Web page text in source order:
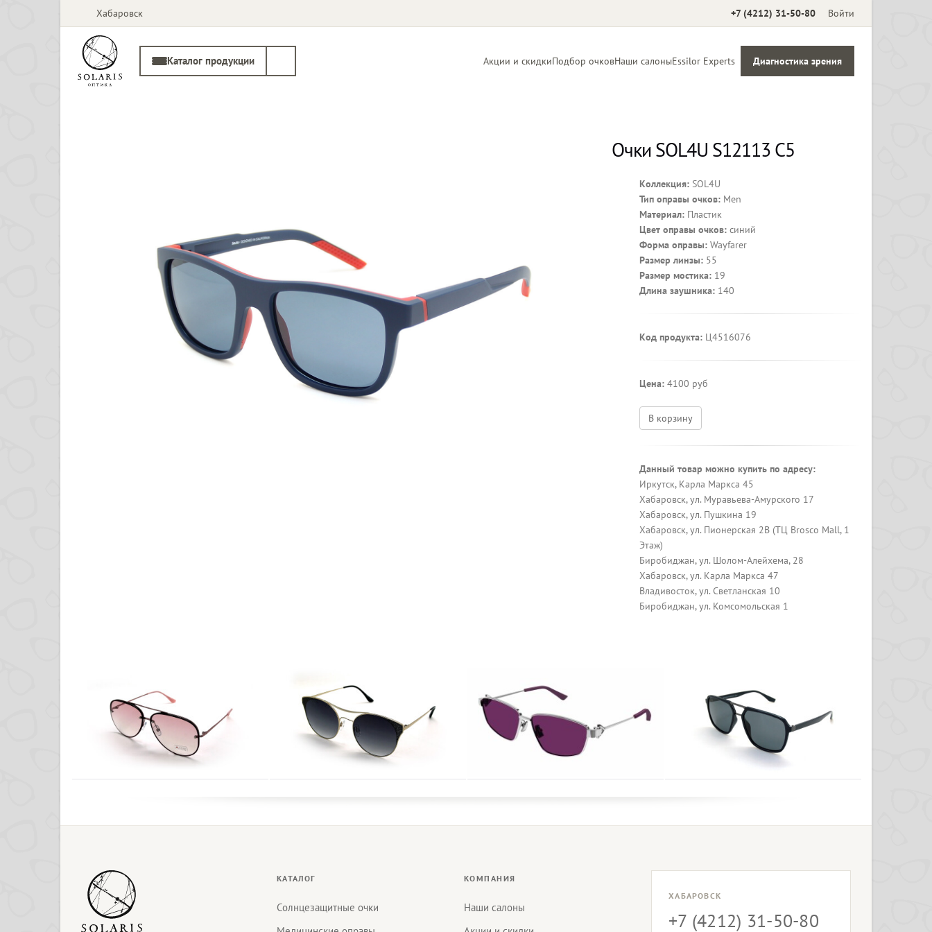
Хабаровск +7 (4212) 31-50-80 Войти
Каталог продукции Акции и скидкиПодбор очковНаши салоныEssilor Experts Диагностика зрения
Очки SOL4U S12113 C5
Коллекция: SOL4U
Тип оправы очков: Men
Материал: Пластик
Цвет оправы очков: синий
Форма оправы: Wayfarer
Размер линзы: 55
Размер мостика: 19
Длина заушника: 140
Код продукта: Ц4516076
Цена: 4100 руб
В корзину
Данный товар можно купить по адресу:
Иркутск, Карла Маркса 45
Хабаровск, ул. Муравьева-Амурского 17
Хабаровск, ул. Пушкина 19
Хабаровск, ул. Пионерская 2В (ТЦ Brosco Mall, 1
Этаж)
Биробиджан, ул. Шолом-Алейхема, 28
Хабаровск, ул. Карла Маркса 47
Владивосток, ул. Светланская 10
Биробиджан, ул. Комсомольская 1
КАТАЛОГ
Солнцезащитные очки
КОМПАНИЯ
Наши салоны
ХАБАРОВСК
+7 (4212) 31-50-80